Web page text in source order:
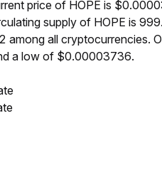
price of HOPE is
supply of HOPE is
among all cryptocurrencies.
a low of $0.00003736.